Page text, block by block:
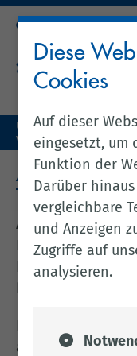
Unser Landkreis
Verwaltungsgliederung
Als
Landkreis
Er ist
auch für die
Diese
Cookies
Auf dieser
eingesetzt, um
Funktion der
Darüber
vergleichbare
und Anzeigen
Zugriffe auf
analysieren.